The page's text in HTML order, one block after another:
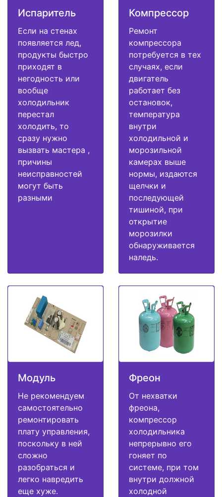
Испаритель
Если на стенах
появляется лед,
продукты быстро
приходят в
негодность или
вообще
холодильник
перестал
холодить, то
сразу нужно
вызвать мастера ,
причины
неисправностей
могут быть
разными
Компрессор
Ремонт
компрессора
потребуется в тех
случаях, если
двигатель
работает без
остановок,
температура
внутри
холодильной и
морозильной
камерах выше
нормы, издаются
щелчки и
последующей
тишиной, при
открытие
морозилки
обнаруживается
наледь.
Модуль
Не рекомендуем
самостоятельно
ремонтировать
плату управления,
поскольку в ней
сложно
разобраться и
легко навредить
еще хуже.
Фреон
От нехватки
фреона,
компрессор
холодильника
непрерывно его
гоняет по
системе, при том
внутри должной
холодной